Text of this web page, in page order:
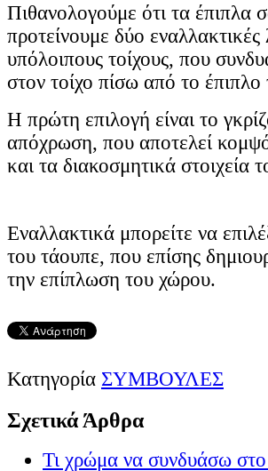
Πιθανολογούμε ότι τα έπιπλα
προτείνουμε δύο
υπόλοιπους τοίχους, που
στον τοίχο πίσω από το
Η πρώτη επιλογή είναι το
απόχρωση, που αποτελεί
και τα διακοσμητικά στοιχεία
Εναλλακτικά μπορείτε να
του τάουπε, που επίσης
την επίπλωση του χώρου.
Κατηγορία ΣΥΜΒΟΥΛΕΣ
Σχετικά Άρθρα
Τι χρώμα να συνδυάσω